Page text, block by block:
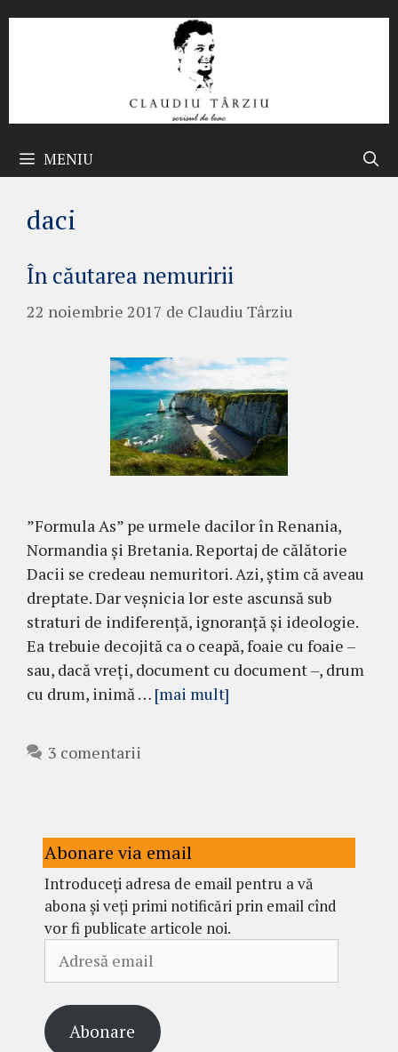
MENIU
daci
În căutarea nemuririi
22 noiembrie 2017 de Claudiu Târziu
”Formula As” pe urmele dacilor în Renania,
Normandia și Bretania. Reportaj de călătorie
Dacii se credeau nemuritori. Azi, știm că aveau
dreptate. Dar veșnicia lor este ascunsă sub
straturi de indiferență, ignoranță și ideologie.
Ea trebuie decojită ca o ceapă, foaie cu foaie –
sau, dacă vreți, document cu document –, drum
cu drum, inimă … [mai mult]
3 comentarii
Abonare via email
Introduceți adresa de email pentru a vă
abona și veți primi notificări prin email cînd
vor fi publicate articole noi.
email
Abonare